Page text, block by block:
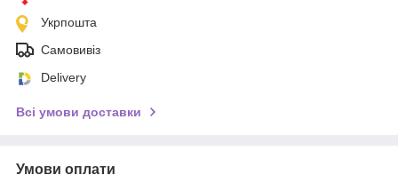
Укрпошта
Самовивіз
Delivery
Всі умови доставки
Умови оплати